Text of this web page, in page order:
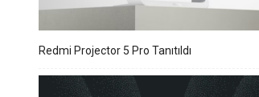
Redmi Projector 5 Pro Tanıtıldı